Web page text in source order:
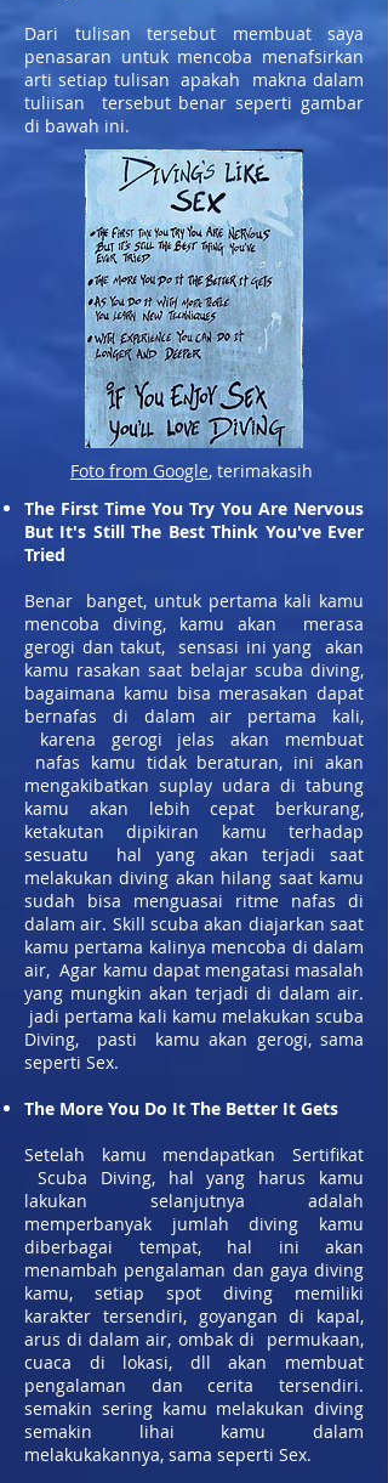
Dari tulisan tersebut membuat saya
penasaran untuk mencoba menafsirkan
arti setiap tulisan apakah makna dalam
tuliisan tersebut benar seperti gambar
di bawah ini.
Foto from Google, terimakasih
The First Time You Try You Are Nervous
But It's Still The Best Think You've Ever
Tried
Benar banget, untuk pertama kali kamu
mencoba diving, kamu akan merasa
gerogi dan takut, sensasi ini yang akan
kamu rasakan saat belajar scuba diving,
bagaimana kamu bisa merasakan dapat
bernafas di dalam air pertama kali,
karena gerogi jelas akan membuat
nafas kamu tidak beraturan, ini akan
mengakibatkan suplay udara di tabung
kamu akan lebih cepat berkurang,
ketakutan dipikiran kamu terhadap
sesuatu hal yang akan terjadi saat
melakukan diving akan hilang saat kamu
sudah bisa menguasai ritme nafas di
dalam air. Skill scuba akan diajarkan saat
kamu pertama kalinya mencoba di dalam
air, Agar kamu dapat mengatasi masalah
yang mungkin akan terjadi di dalam air.
jadi pertama kali kamu melakukan scuba
Diving, pasti kamu akan gerogi, sama
seperti Sex.
The More You Do It The Better It Gets
Setelah kamu mendapatkan Sertifikat
Scuba Diving, hal yang harus kamu
lakukan selanjutnya adalah
memperbanyak jumlah diving kamu
diberbagai tempat, hal ini akan
menambah pengalaman dan gaya diving
kamu, setiap spot diving memiliki
karakter tersendiri, goyangan di kapal,
arus di dalam air, ombak di permukaan,
cuaca di lokasi, dll akan membuat
pengalaman dan cerita tersendiri.
semakin sering kamu melakukan diving
semakin lihai kamu dalam
melakukakannya, sama seperti Sex.